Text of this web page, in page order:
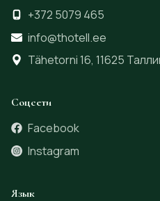
+372 5079 465
info@thotell.ee
Tähetorni 16, 11625
Соцсети
Facebook
Instagram
Язык